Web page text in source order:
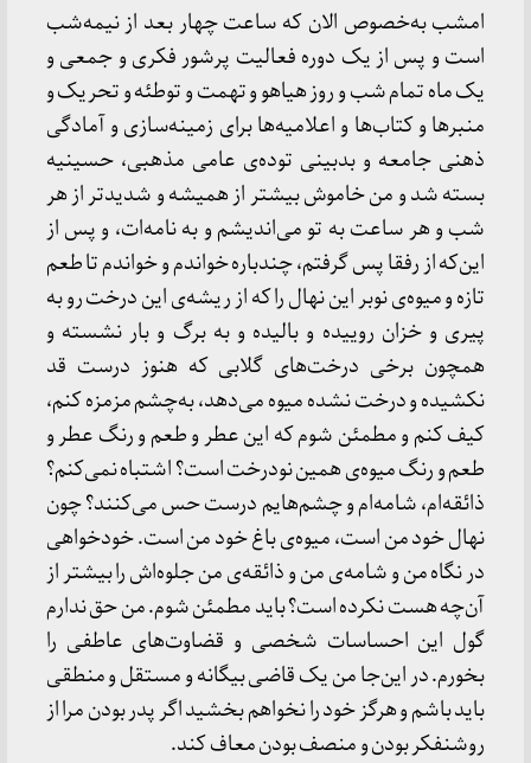
امشب به‌خصوص الان که ساعت چهار بعد از نیمه‌شب
است و پس از یک دوره فعالیت پرشور فکری و جمعی و
یک ماه تمام شب و روز هیاهو و تهمت و توطئه و تحریک و
منبرها و کتاب‌ها و اعلامیه‌ها برای زمینه‌سازی و آمادگی
ذهنی جامعه و بدبینی توده‌ی عامی مذهبی، حسینیه
بسته شد و من خاموش بیشتر از همیشه و شدیدتر از هر
شب و هر ساعت به تو می‌اندیشم و به نامه‌ات، و پس از
این‌که از رفقا پس ‌گرفتم، چندباره خواندم و خواندم تا طعم
تازه و میوه‌ی نوبر این نهال را که از ریشه‌ی این درخت رو به
پیری و خزان روییده و بالیده و به برگ و بار نشسته و
همچون برخی درخت‌های گلابی که هنوز درست قد
نکشیده و درخت نشده میوه می‌دهد، به‌چشم مزمزه کنم،
کیف کنم و مطمئن شوم که این عطر و طعم و رنگ عطر و
طعم و رنگ میوه‌ی همین نودرخت است؟ اشتباه نمی‌کنم؟
ذائقه‌ام، شامه‌ام و چشم‌هایم درست حس می‌کنند؟ چون
نهال خود من است، میوه‌ی باغ خود من است. خودخواهی
در نگاه من و شامه‌ی من و ذائقه‌ی من جلوه‌اش را بیشتر از
آن‌چه هست نکرده است؟ باید مطمئن شوم. من حق ندارم
گول این احساسات شخصی و قضاوت‌های عاطفی را
بخورم. در این‌جا من یک قاضی بیگانه و مستقل و منطقی
باید باشم و هرگز خود را نخواهم بخشید اگر پدر بودن مرا از
روشنفکر بودن و منصف بودن معاف کند.